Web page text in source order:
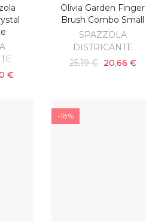
€
AGGIUNGI AL CARRELLO
Olivia Garden Finger
Brush Combo Small
SPAZZOLA
DISTRICANTE
25,19 € 20,66 €
-18%